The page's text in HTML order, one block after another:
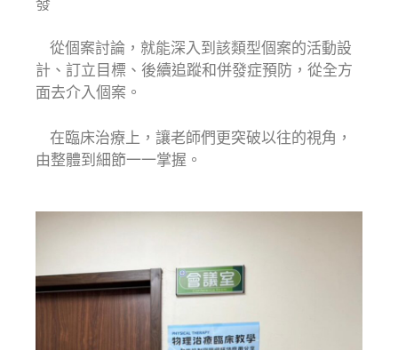
從個案討論，就能深入到該類型個案的活動設
計、訂立目標、後續追蹤和併發症預防，從全方
面去介入個案。
在臨床治療上，讓老師們更突破以往的視角，
由整體到細節一一掌握。